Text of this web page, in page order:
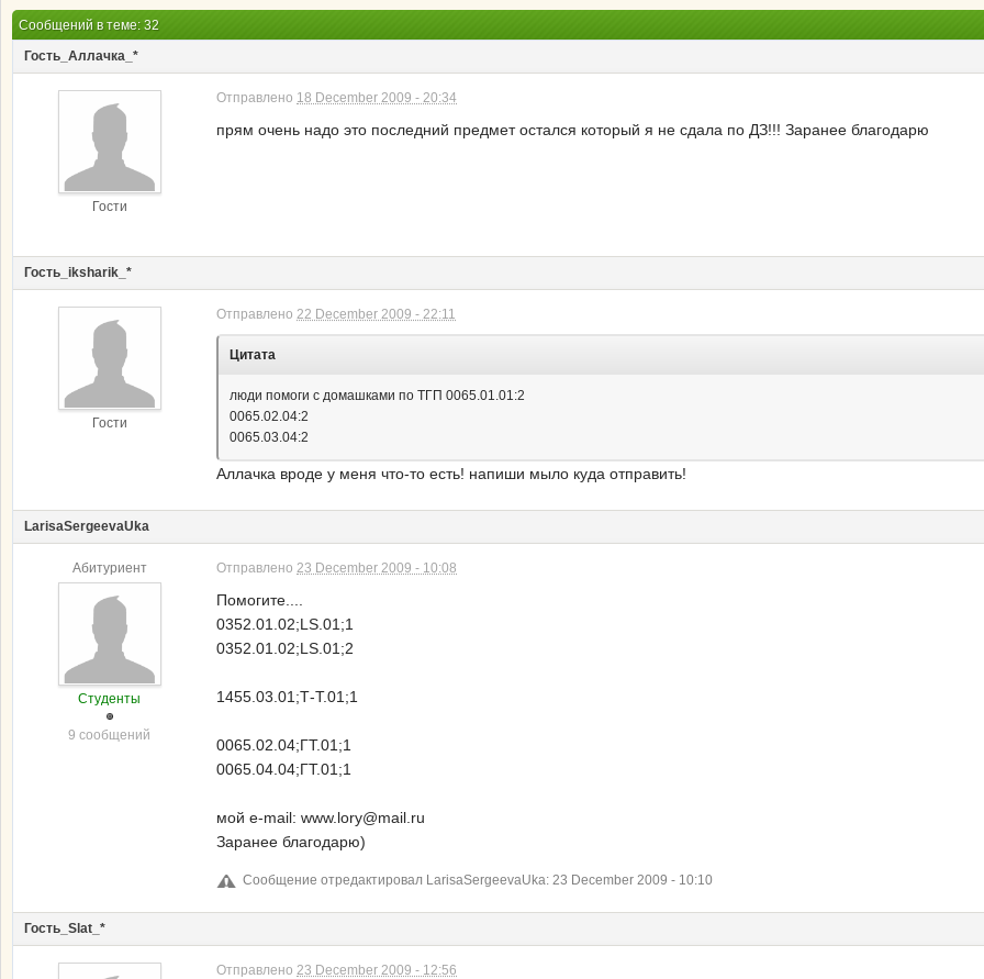
Сообщений в теме: 32
Гость_Аллачка_*
Гости
Отправлено 18 December 2009 - 20:34
прям очень надо это последний предмет остался который я не сдала по ДЗ!!! Заранее благодарю
Гость_iksharik_*
Гости
Отправлено 22 December 2009 - 22:11
Цитата
люди помоги с домашками по ТГП 0065.01.01:2
0065.02.04:2
0065.03.04:2
Аллачка вроде у меня что-то есть! напиши мыло куда отправить!
LarisaSergeevaUka
Абитуриент
Студенты
9 сообщений
Отправлено 23 December 2009 - 10:08
Помогите....
0352.01.02;LS.01;1
0352.01.02;LS.01;2
1455.03.01;Т-Т.01;1
0065.02.04;ГТ.01;1
0065.04.04;ГТ.01;1
мой e-mail: www.lory@mail.ru
Заранее благодарю)
Сообщение отредактировал LarisaSergeevaUka: 23 December 2009 - 10:10
Гость_Slat_*
Отправлено 23 December 2009 - 12:56